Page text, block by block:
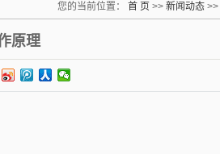
您的当前位置： 首 页 >> 新闻动态 >>
原理